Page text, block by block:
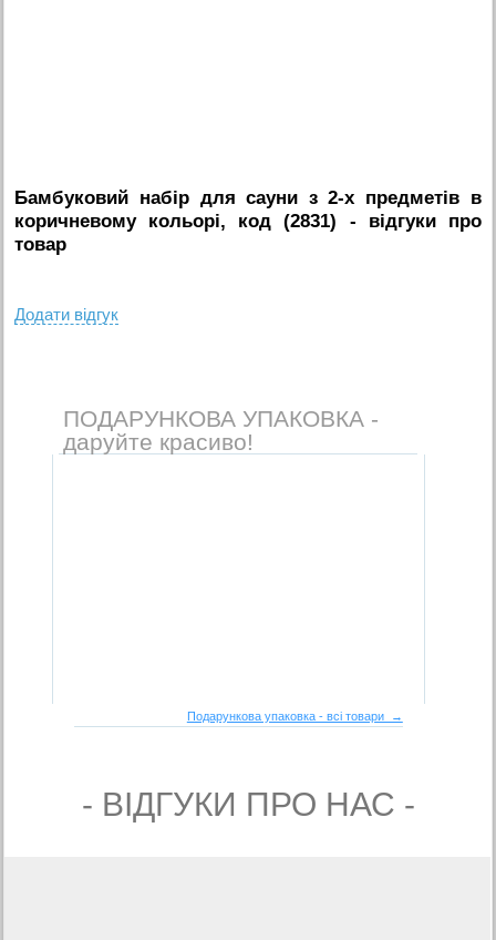
Бамбуковий набір для сауни з 2-х предметів в
коричневому кольорі, код (2831) - вiдгуки про
товар
Додати вiдгук
ПОДАРУНКОВА УПАКОВКА -
даруйте красиво!
Подарункова упаковка - всі товари →
- ВIДГУКИ ПРО НАС -